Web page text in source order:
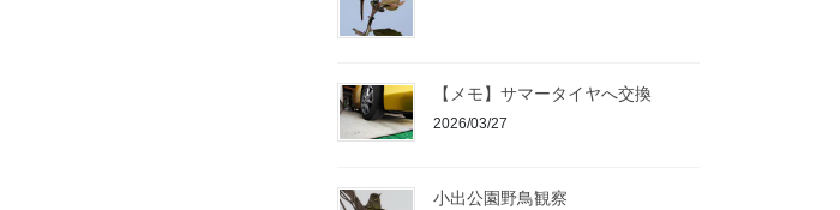
【メモ】サマータイヤへ交換
2026/03/27
小出公園野鳥観察